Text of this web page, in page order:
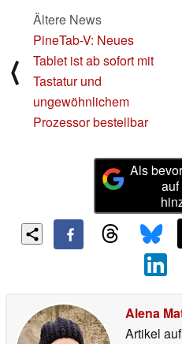
⟨
Ältere News
PineTab-V: Neues
Tablet ist ab sofort mit
Tastatur und
ungewöhnlichem
Prozessor bestellbar
Als
Alena
Artikel